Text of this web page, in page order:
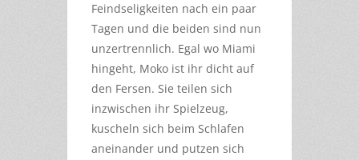
Feindseligkeiten nach ein paar
Tagen und die beiden sind nun
unzertrennlich. Egal wo Miami
hingeht, Moko ist ihr dicht auf
den Fersen. Sie teilen sich
inzwischen ihr Spielzeug,
kuscheln sich beim Schlafen
aneinander und putzen sich